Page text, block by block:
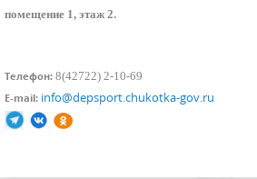
помещение 1, этаж 2.
Телефон: 8(42722) 2-10-69
E-mail: info@depsport.chukotka-gov.ru